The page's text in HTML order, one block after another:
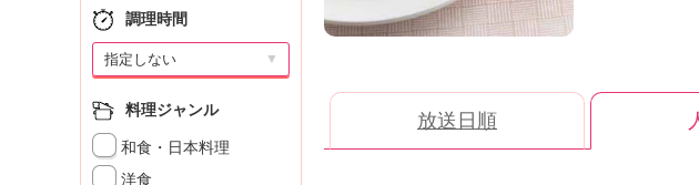
ル
「
き
調理時間
▼
料理ジャンル
和食・日本料理
洋食
放送日順